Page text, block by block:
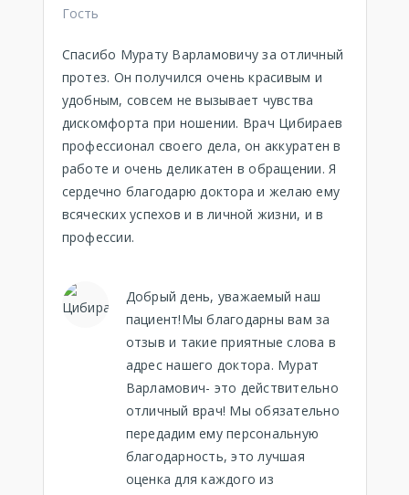
Гость
Спасибо Мурату Варламовичу за отличный
протез. Он получился очень красивым и
удобным, совсем не вызывает чувства
дискомфорта при ношении. Врач Цибираев
профессионал своего дела, он аккуратен в
работе и очень деликатен в обращении. Я
сердечно благодарю доктора и желаю ему
всяческих успехов и в личной жизни, и в
профессии.
Добрый день, уважаемый наш
пациент!Мы благодарны вам за
отзыв и такие приятные слова в
адрес нашего доктора. Мурат
Варламович- это действительно
отличный врач! Мы обязательно
передадим ему персональную
благодарность, это лучшая
оценка для каждого из